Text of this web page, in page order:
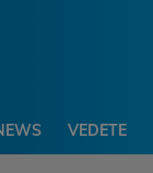
VEDETE